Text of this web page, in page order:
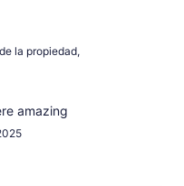
la propiedad,
amazing